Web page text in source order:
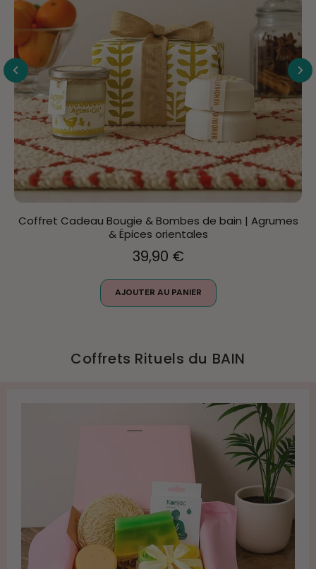
Coffret Cadeau Bougie & Bombes de bain | Agrumes
& Épices orientales
39,90 €
AJOUTER AU PANIER
Coffrets Rituels du BAIN